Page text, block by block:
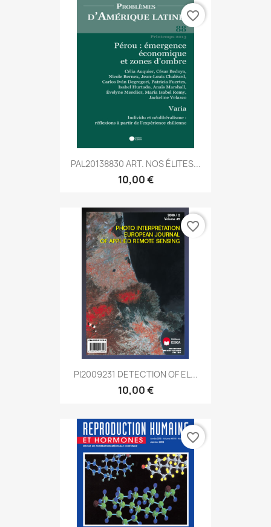
PAL20138830 ART. NOS ÉLITES...
10,00 €
favorite_border
PI2009231 DETECTION OF EL...
10,00 €
favorite_border
favorite_border